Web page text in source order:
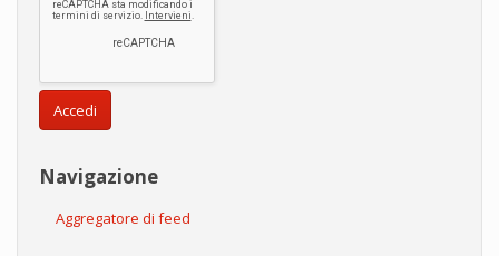
Accedi
Navigazione
Aggregatore di feed